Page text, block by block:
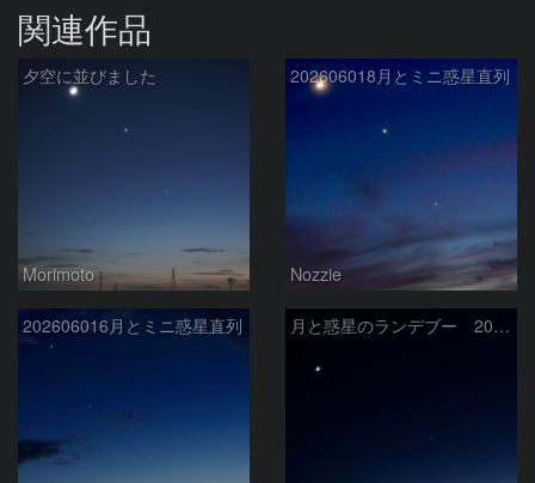
関連作品
夕空に並びました
Morimoto
202606018月とミニ惑星直列
Nozzie
202606016月とミニ惑星直列 月と惑星のランデブー 2026/06/19